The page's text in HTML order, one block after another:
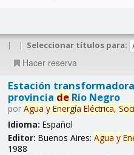
| | Seleccionar títulos para:
Hacer reserva
Estación
provincia deRío Negro
por Agua y Energía Eléctrica,
Idioma: Español
Editor: Buenos Aires: Agua y
1988